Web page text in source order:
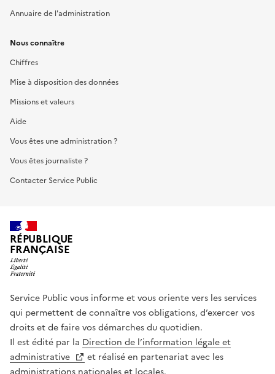
Annuaire de l'administration
Nous connaître
Chiffres
Mise à disposition des données
Missions et valeurs
Aide
Vous êtes une administration ?
Vous êtes journaliste ?
Contacter Service Public
RÉPUBLIQUE
FRANÇAISE
Service Public vous informe et vous oriente vers les services
qui permettent de connaître vos obligations, d’exercer vos
droits et de faire vos démarches du quotidien.
Il est édité par la Direction de l’information légale et
administrative
et réalisé en partenariat avec les